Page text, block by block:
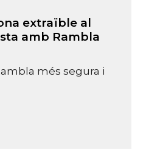
extraïble al
amb Rambla
més segura i